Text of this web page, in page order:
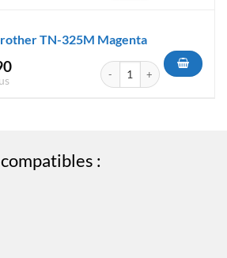
TN-325M Magenta
quantité de Toner Brother
: